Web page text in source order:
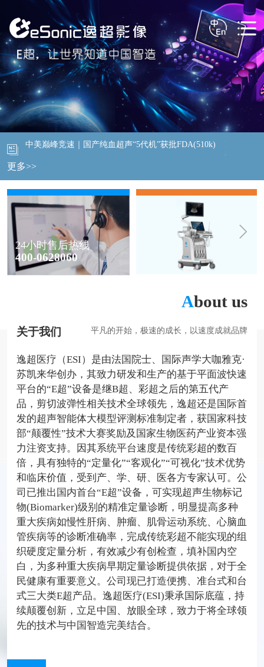
中美巅峰竞速｜国产纯血超声“5代机”获批FDA(510k)
会认可
更多>>
24小时售后热线
400-0628060
关于我们
About us
平凡的开始，极速的成长，以速度成就品牌
逸超医疗（ESI）是由法国院士、国际声学大咖雅克·
苏凯来华创办，其致力研发和生产的基于平面波快速
平台的“E超”设备是继B超、彩超之后的第五代产
品，剪切波弹性相关技术全球领先，逸超还是国际首
发的超声智能体大模型评测标准制定者，获国家科技
部“颠覆性”技术大赛奖励及国家生物医药产业资本强
力注资支持。因其系统平台速度是传统彩超的数百
倍，具有独特的“定量化”“客观化”“可视化”技术优势
和临床价值，受到产、学、研、医各方专家认可。公
司已推出国内首台“E超”设备，可实现超声生物标记
物(Biomarker)级别的精准定量诊断，明显提高多种
重大疾病如慢性肝病、肿瘤、肌骨运动系统、心脑血
管疾病等的诊断准确率，完成传统彩超不能实现的组
织硬度定量分析，有效减少有创检查，填补国内空
白，为多种重大疾病早期定量诊断提供依据，对于全
民健康有重要意义。公司现已打造便携、准台式和台
式三大类E超产品。逸超医疗(ESI)秉承国际底蕴，持
续颠覆创新，立足中国、放眼全球，致力于将全球领
先的技术与中国智造完美结合。